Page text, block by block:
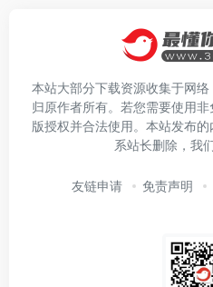
本站大部分下载资源收集于网
归原作者所有。若您需要使用
版授权并合法使用。本站发布
系站长删除，我
友链申请 免责声明